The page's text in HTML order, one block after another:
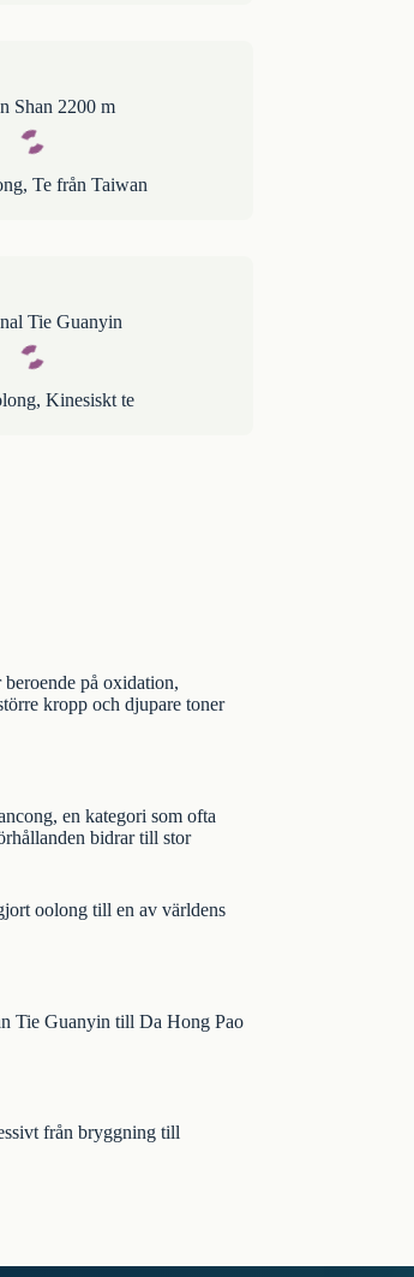
Shan 2200 m
, Te från Taiwan
Tie Guanyin
, Kinesiskt te
på oxidation,
kropp och djupare toner
en kategori som ofta
bidrar till stor
oolong till en av världens
Tie Guanyin till Da Hong Pao
från bryggning till